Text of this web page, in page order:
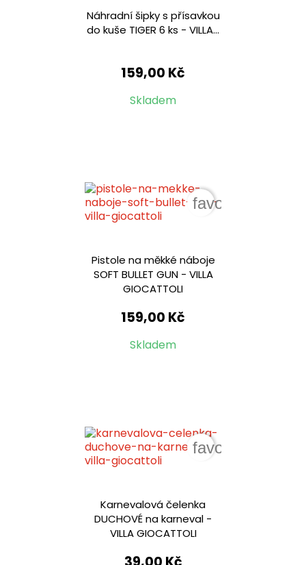
Náhradní šipky s přísavkou
do kuše TIGER 6 ks - VILLA...
159,00 Kč
Skladem
Pistole na měkké náboje
SOFT BULLET GUN - VILLA
GIOCATTOLI
159,00 Kč
Skladem
favorite_border
Karnevalová čelenka
DUCHOVÉ na karneval -
VILLA GIOCATTOLI
favorite_border